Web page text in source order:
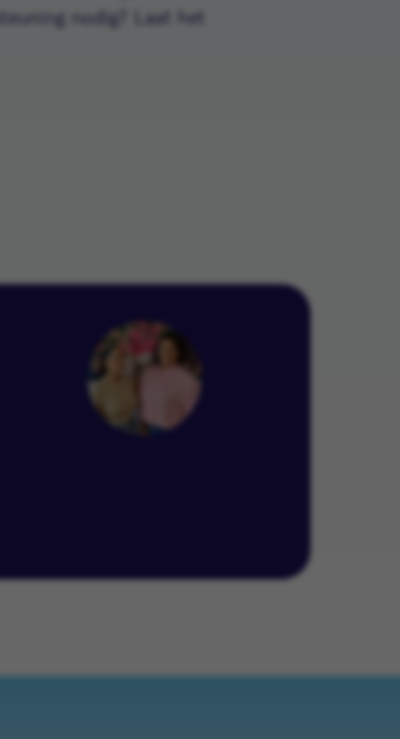
nodig? Laat het